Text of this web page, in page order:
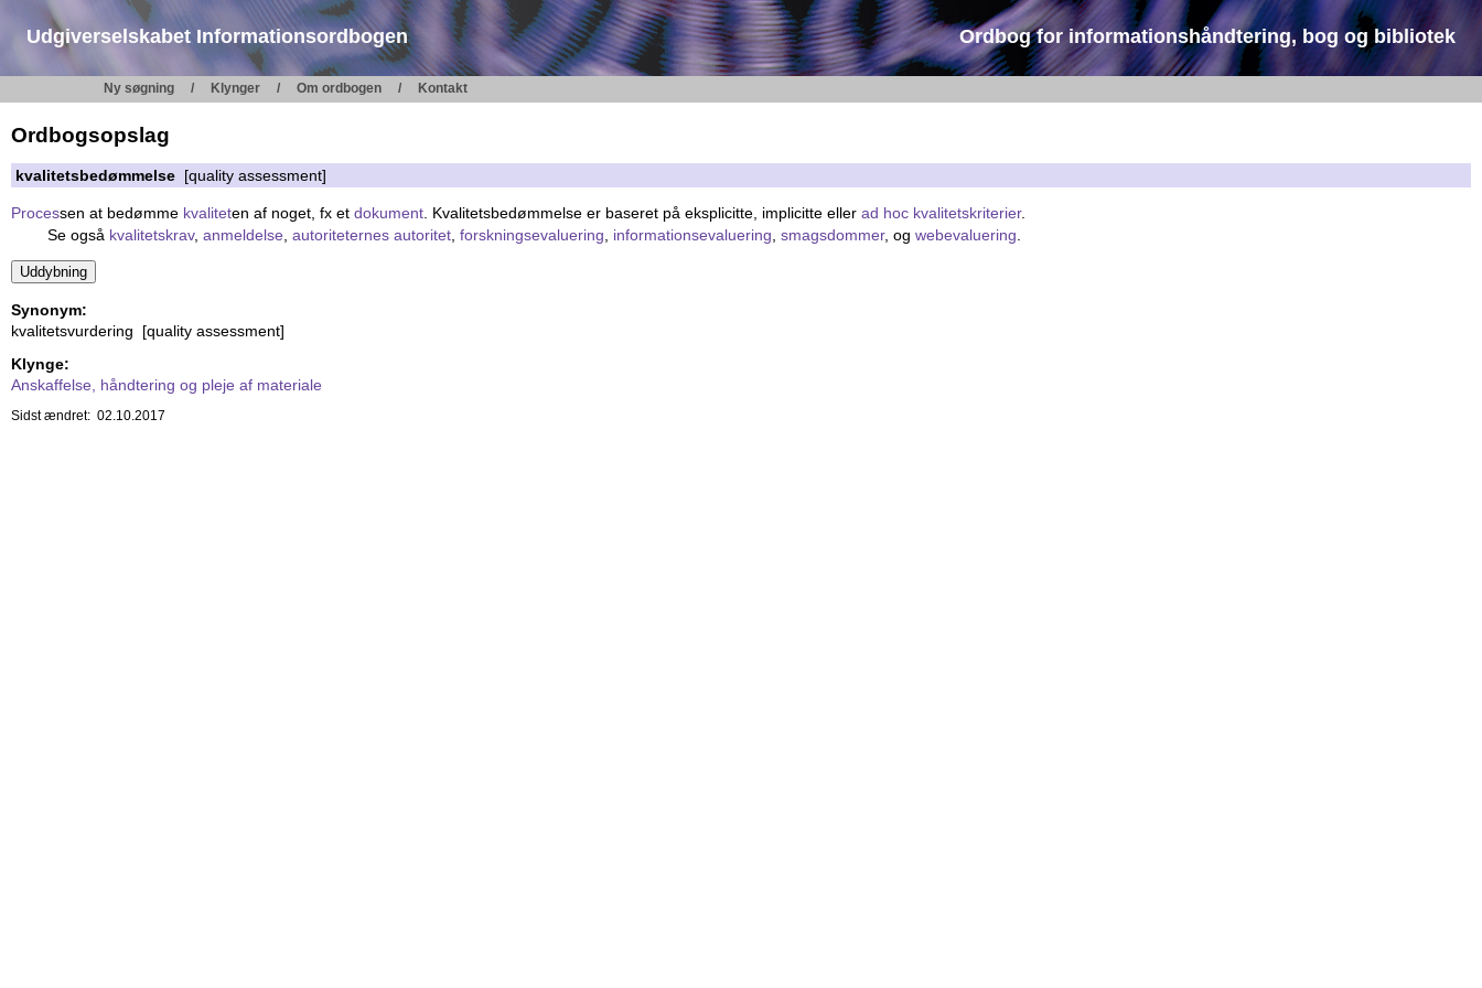
Udgiverselskabet Informationsordbogen Ordbog for informationshåndtering, bog og bibliotek
Ny søgning Klynger Om ordbogen Kontakt
Ordbogsopslag
kvalitetsbedømmelse [quality assessment]
Processen at bedømme kvaliteten af noget, fx et dokument . Kvalitetsbedømmelse er baseret på eksplicitte, implicitte eller ad hoc kvalitetskriterier.
Se også kvalitetskrav, anmeldelse autoriteternes autoritet, forskningsevaluering informationsevaluering smagsdommer, og webevaluering
Synonym:
kvalitetsvurdering [quality assessment]
Klynge:
Anskaffelse, håndtering og pleje af materiale
Sidst ændret: 02.10.2017